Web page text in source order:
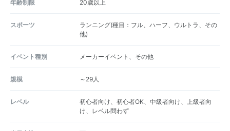
年齢制限 20歳以上
スポーツ
ランニング(種目：フル、ハーフ、ウルトラ、その
他)
イベント種別 メーカーイベント、その他
規模 ～29人
レベル
初心者向け、初心者OK、中級者向け、上級者向
け、レベル問わず